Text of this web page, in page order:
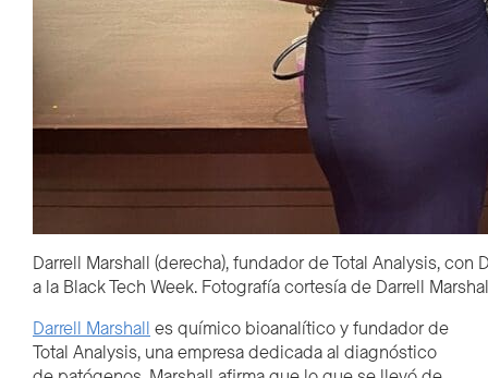
Darrell Marshall (derecha), fundador de Total Analysis,
a la Black Tech Week. Fotografía cortesía de Darrell
Darrell Marshall es químico bioanalítico y fundador de
Total Analysis, una empresa dedicada al diagnóstico